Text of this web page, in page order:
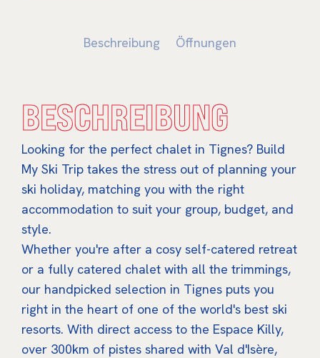
Beschreibung Öffnungen
BESCHREIBUNG
Looking for the perfect chalet in Tignes? Build
My Ski Trip takes the stress out of planning your
ski holiday, matching you with the right
accommodation to suit your group, budget, and
style.
Whether you're after a cosy self-catered retreat
or a fully catered chalet with all the trimmings,
our handpicked selection in Tignes puts you
right in the heart of one of the world's best ski
resorts. With direct access to the Espace Killy,
over 300km of pistes shared with Val d'Isère,